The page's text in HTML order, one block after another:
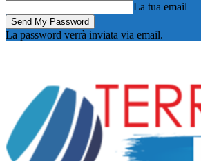
La tua email
La password verrà inviata via email.